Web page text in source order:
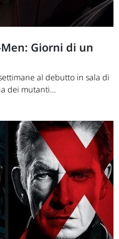
Giorni di un
al debutto in sala di
dei mutanti...